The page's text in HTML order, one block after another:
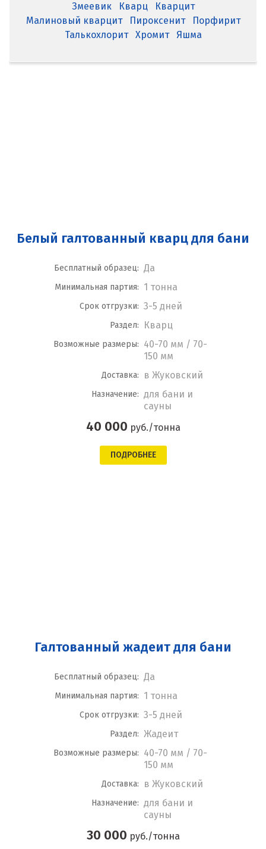
Змеевик
Кварц
Кварцит
Малиновый кварцит
Пироксенит
Порфирит
Талькохлорит
Хромит Яшма
Белый галтованный кварц для бани
Бесплатный образец: Да
Минимальная партия: 1 тонна
Срок отгрузки: 3-5 дней
Раздел: Кварц
Возможные размеры: 40-70 мм / 70-
150 мм
Доставка: в Жуковский
Назначение: для бани и
сауны
40 000 руб./тонна
ПОДРОБНЕЕ
Галтованный жадеит для бани
Бесплатный образец: Да
Минимальная партия: 1 тонна
Срок отгрузки: 3-5 дней
Раздел: Жадеит
Возможные размеры: 40-70 мм / 70-
150 мм
Доставка: в Жуковский
Назначение: для бани и
сауны
30 000 руб./тонна